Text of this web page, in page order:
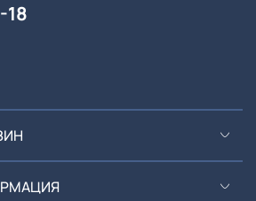
18